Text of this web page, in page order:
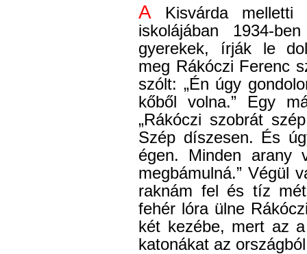
A Kisvárda melletti
iskolájában 1934-
gyerekek, írják le
meg Rákóczi Ferenc
szólt: „Én úgy
kőből volna.” Egy
„Rákóczi szobrát
Szép díszesen. És
égen. Minden arany
megbámulná.” Végül
raknám fel és tíz
fehér lóra ülne
két kezébe, mert az
katonákat az